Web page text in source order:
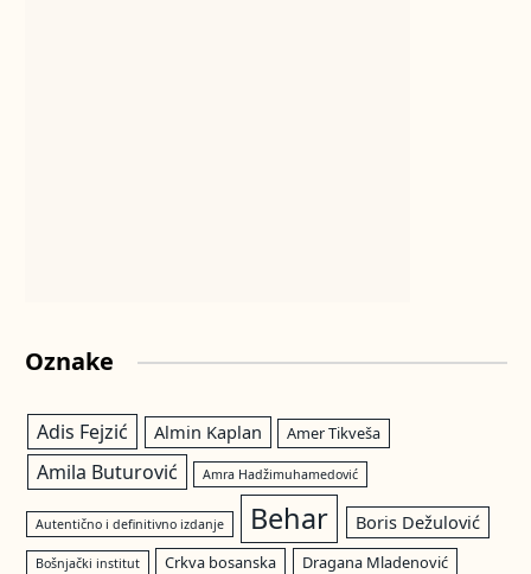
Oznake
Adis Fejzić Almin Kaplan Amer Tikveša
Amila Buturović Amra Hadžimuhamedović
Autentično i definitivno izdanje Behar Boris Dežulović
Bošnjački institut Crkva bosanska Dragana Mladenović